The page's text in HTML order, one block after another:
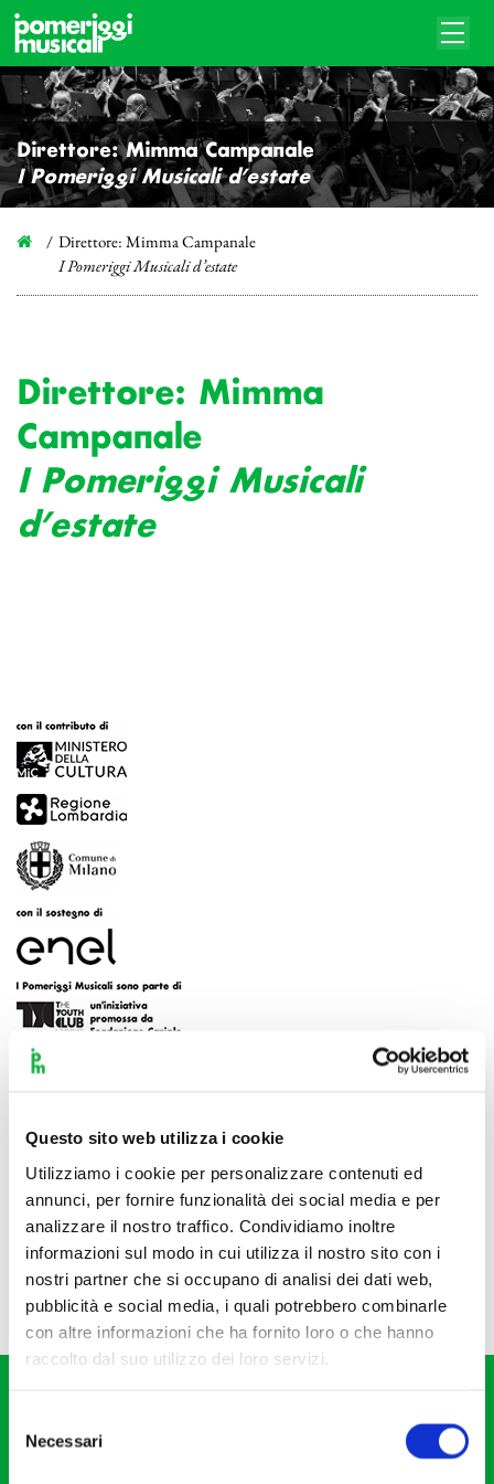
Questo sito web utilizza i cookie
Utilizziamo i cookie per personalizzare contenuti ed
annunci, per fornire funzionalità dei social media e per
analizzare il nostro traffico. Condividiamo inoltre
informazioni sul modo in cui utilizza il nostro sito con i
nostri partner che si occupano di analisi dei dati web,
pubblicità e social media, i quali potrebbero combinarle
con altre informazioni che ha fornito loro o che hanno
raccolto dal suo utilizzo dei loro servizi.
delNecessari
Direttore: Mimma Campanale
I Pomeriggi Musicali d’estate
Direttore: Mimma Campanale
I Pomeriggi Musicali d’estate
Direttore: Mimma
Campanale
I Pomeriggi Musicali
d’estate